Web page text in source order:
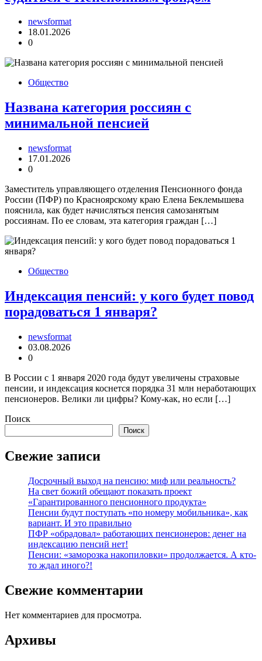
newsformat
18.01.2026
0
Общество
Названа категория россиян с
минимальной пенсией
newsformat
17.01.2026
0
Заместитель управляющего отделения Пенсионного фонда
России (ПФР) по Красноярскому краю Елена Беклемышева
пояснила, как будет начисляться пенсия самозанятым
россиянам. По ее словам, эта категория граждан […]
Общество
Индексация пенсий: у кого будет повод
порадоваться 1 января?
newsformat
03.08.2026
0
В России с 1 января 2020 года будут увеличены страховые
пенсии, и индексация коснется порядка 31 млн неработающих
пенсионеров. Велики ли цифры? Кому-как, но если […]
Поиск
Поиск
Свежие записи
Досрочный выход на пенсию: миф или реальность?
На свет божий обещают показать проект
«Гарантированного пенсионного продукта»
Пенсии будут поступать «по номеру мобильника», как
вариант. И это правильно
ПФР «обрадовал» работающих пенсионеров: денег на
индексацию пенсий нет!
Пенсии: «заморозка накопиловки» продолжается. А кто-
то ждал иного?!
Свежие комментарии
Нет комментариев для просмотра.
Архивы